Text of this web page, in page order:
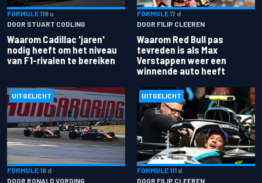
FORMULE 118 u
DOOR STUART CODLING
Waarom Cadillac 'jaren'
nodig heeft om het niveau
van F1-rivalen te bereiken
FORMULE 17 d
DOOR FILIP CLEEREN
Waarom Red Bull pas
tevreden is als Max
Verstappen weer een
winnende auto heeft
UITGELICHT
FORMULE 18 d
DOOR RONALD VORDING
UITGELICHT
FORMULE 111 d
DOOR FILIP CLEEREN